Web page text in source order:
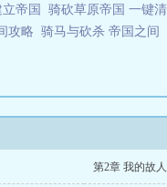
立帝国 骑砍草原帝国 一键
攻略 骑马与砍杀 帝国之间
第2章 我的故人